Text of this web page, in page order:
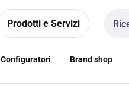
Prodotti e Servizi
Cerca
Configuratori Brand shop